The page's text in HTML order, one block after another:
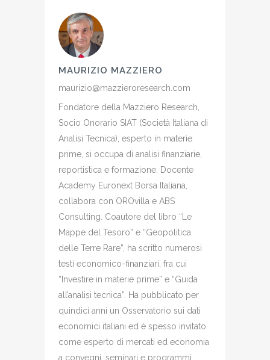
MAURIZIO MAZZIERO
maurizio@mazzieroresearch.com
Fondatore della Mazziero Research,
Socio Onorario SIAT (Società Italiana di
Analisi Tecnica), esperto in materie
prime, si occupa di analisi finanziarie,
reportistica e formazione. Docente
Academy Euronext Borsa Italiana,
collabora con OROvilla e ABS
Consulting. Coautore del libro “Le
Mappe del Tesoro” e “Geopolitica
delle Terre Rare”, ha scritto numerosi
testi economico-finanziari, fra cui
“Investire in materie prime” e “Guida
all’analisi tecnica”. Ha pubblicato per
quindici anni un Osservatorio sui dati
economici italiani ed è spesso invitato
come esperto di mercati ed economia
a convegni, seminari e programmi